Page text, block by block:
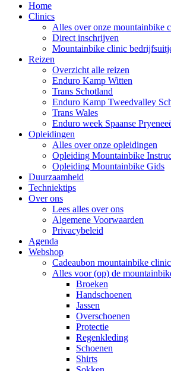
Home
Clinics
Alles over onze mountainbike
Direct inschrijven
Mountainbike clinic
Reizen
Overzicht alle reizen
Enduro Kamp Witten
Trans Schotland
Enduro Kamp Tweedvalley
Trans Wales
Enduro week Spaanse
Opleidingen
Alles over onze opleidingen
Opleiding Mountainbike
Opleiding Mountainbike Gids
Duurzaamheid
Techniektips
Over ons
Lees alles over ons
Algemene Voorwaarden
Privacybeleid
Agenda
Webshop
Cadeaubon mountainbike clinic
Alles voor (op) de
Broeken
Handschoenen
Jassen
Overschoenen
Protectie
Regenkleding
Schoenen
Shirts